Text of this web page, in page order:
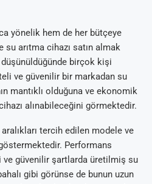
yönelik hem de her bütçeye
su arıtma cihazı satın almak
birçok kişi
ve güvenilir bir markadan su
mantıklı olduğuna ve ekonomik
alınabileceğini görmektedir.
tercih edilen modele ve
Performans
ve güvenilir şartlarda üretilmiş su
gibi görünse de bunun uzun